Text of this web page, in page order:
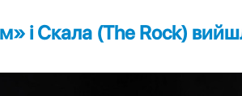
і Скала (The Rock)